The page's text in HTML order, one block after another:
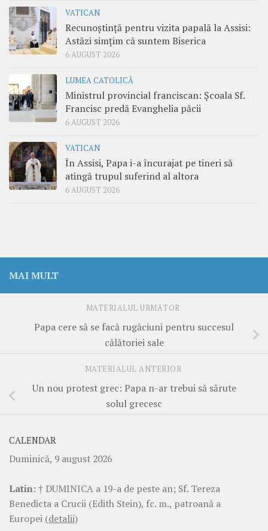
VATICAN
Recunoștință pentru vizita papală la Assisi:
Astăzi simțim că suntem Biserica
6 AUGUST 2026
LUMEA CATOLICĂ
Ministrul provincial franciscan: Școala Sf.
Francisc predă Evanghelia păcii
6 AUGUST 2026
VATICAN
În Assisi, Papa i-a încurajat pe tineri să
atingă trupul suferind al altora
6 AUGUST 2026
MAI MULT
MATERIALUL URMĂTOR
Papa cere să se facă rugăciuni pentru succesul
călătoriei sale
MATERIALUL ANTERIOR
Un nou protest grec: Papa n-ar trebui să sărute
solul grecesc
CALENDAR
Duminică, 9 august 2026
Latin:† DUMINICA a 19-a de peste an; Sf. Tereza
Benedicta a Crucii (Edith Stein), fc. m., patroană a
Europei (detalii)